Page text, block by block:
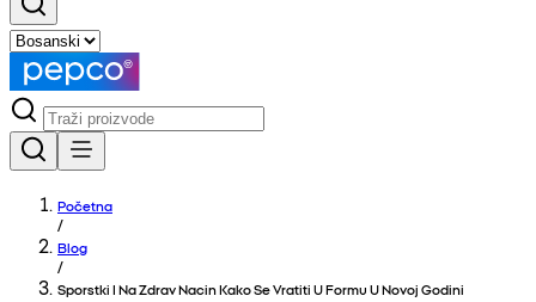
Početna
/
Blog
/
Sporstki I Na Zdrav Nacin Kako Se Vratiti U Formu U Novoj Godini